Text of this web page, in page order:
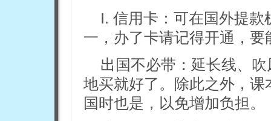
I. 信用卡：可在国外提
一，办了卡请记得开通，
出国不必带：延长线、
地买就好了。除此之外，
国时也是，以免增加负担。